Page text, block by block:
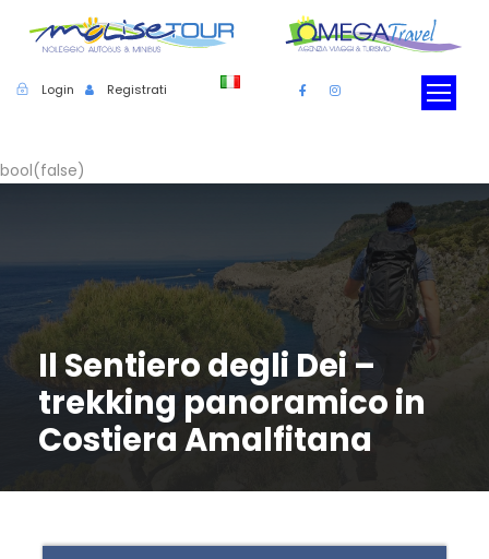
Login Registrati
bool(false)
Il Sentiero degli Dei –
trekking panoramico in
Costiera Amalfitana